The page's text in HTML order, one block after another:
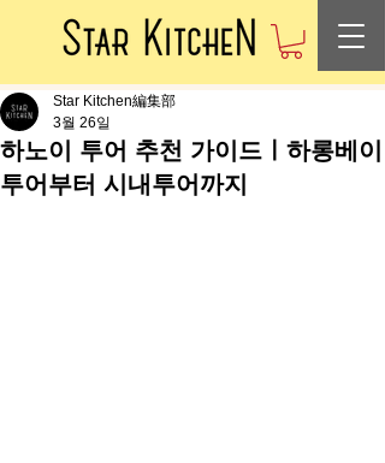
하노이 투어 추천 가이드ㅣ하롱베이
투어부터 시내투어까지
Star Kitchen編集部
3월 26일